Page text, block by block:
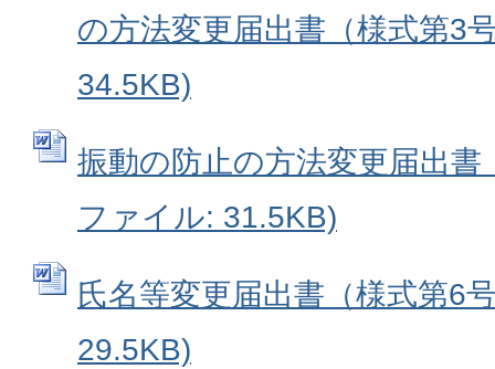
の方法変更届出書（様式第3
34.5KB)
振動の防止の方法変更届出書
ファイル: 31.5KB)
氏名等変更届出書（様式第6
29.5KB)